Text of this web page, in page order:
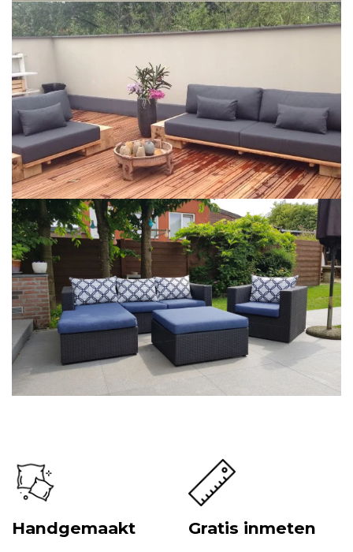
Handgemaakt Gratis inmeten